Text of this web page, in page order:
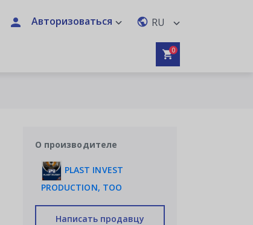
Авторизоваться RU
0
О производителе
PLAST INVEST
PRODUCTION, ТОО
Написать продавцу